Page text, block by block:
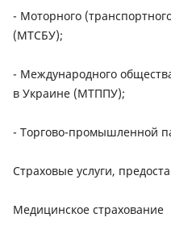
- Моторного
(МТСБУ);
- Международного
в Украине (МТППУ);
- Торгово-промышленной
Страховые услуги,
Медицинское страхование